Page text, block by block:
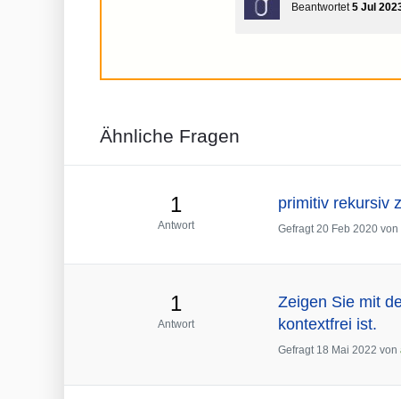
Beantwortet 5 Jul
Ähnliche Fragen
1
Antwort
primitiv rekursiv
Gefragt 20 Feb 2020 von
1
Antwort
Zeigen Sie mit
kontextfrei ist.
Gefragt 18 Mai 2022 von